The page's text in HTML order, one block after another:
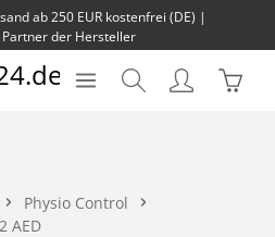
ab 250 EUR kostenfrei (DE) |
der Hersteller
Physio Control
AED